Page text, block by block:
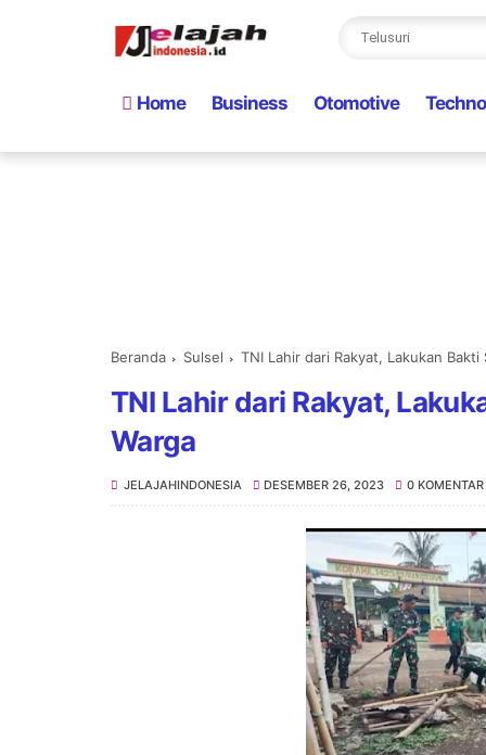
Home Business Otomotive
Beranda Sulsel TNI Lahir dari Rakyat, Lakukan Bakti
TNI Lahir dari Rakyat,
Warga
JELAJAHINDONESIA DESEMBER 26, 2023 0 KOMENTAR